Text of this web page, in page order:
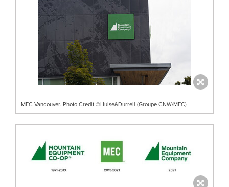
MEC Vancouver. Photo Credit ©Hulse&Durrell (Groupe CNW/MEC)